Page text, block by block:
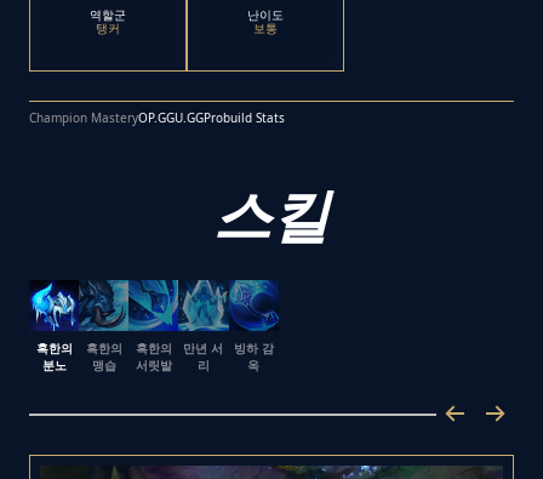
역할군
탱커
난이도
보통
Champion MasteryOP.GGU.GGProbuild Stats
스킬
혹한의
분노
혹한의
맹습
혹한의
서릿발
만년 서
리
빙하 감
옥